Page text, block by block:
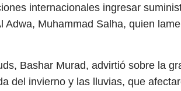
internacionales ingresar
Muhammad Salha, quien
Bashar Murad, advirtió sobre la
del invierno y las lluvias, que